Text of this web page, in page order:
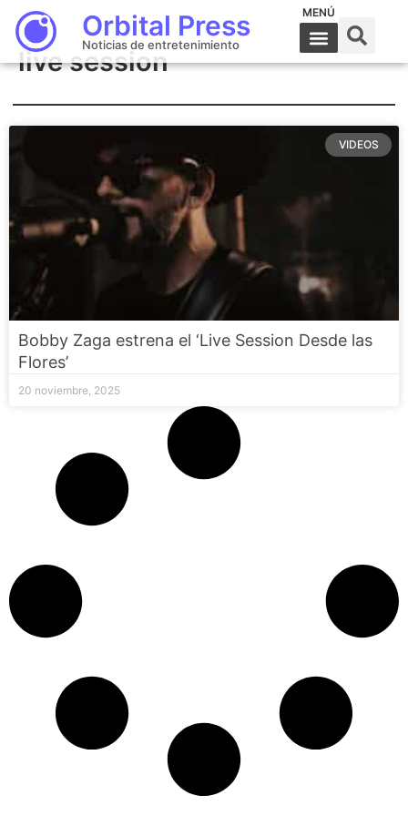
Orbital Press
Noticias de entretenimiento
MENÚ
live session
VIDEOS
Bobby Zaga estrena el ‘Live Session Desde las
Flores’
20 noviembre, 2025